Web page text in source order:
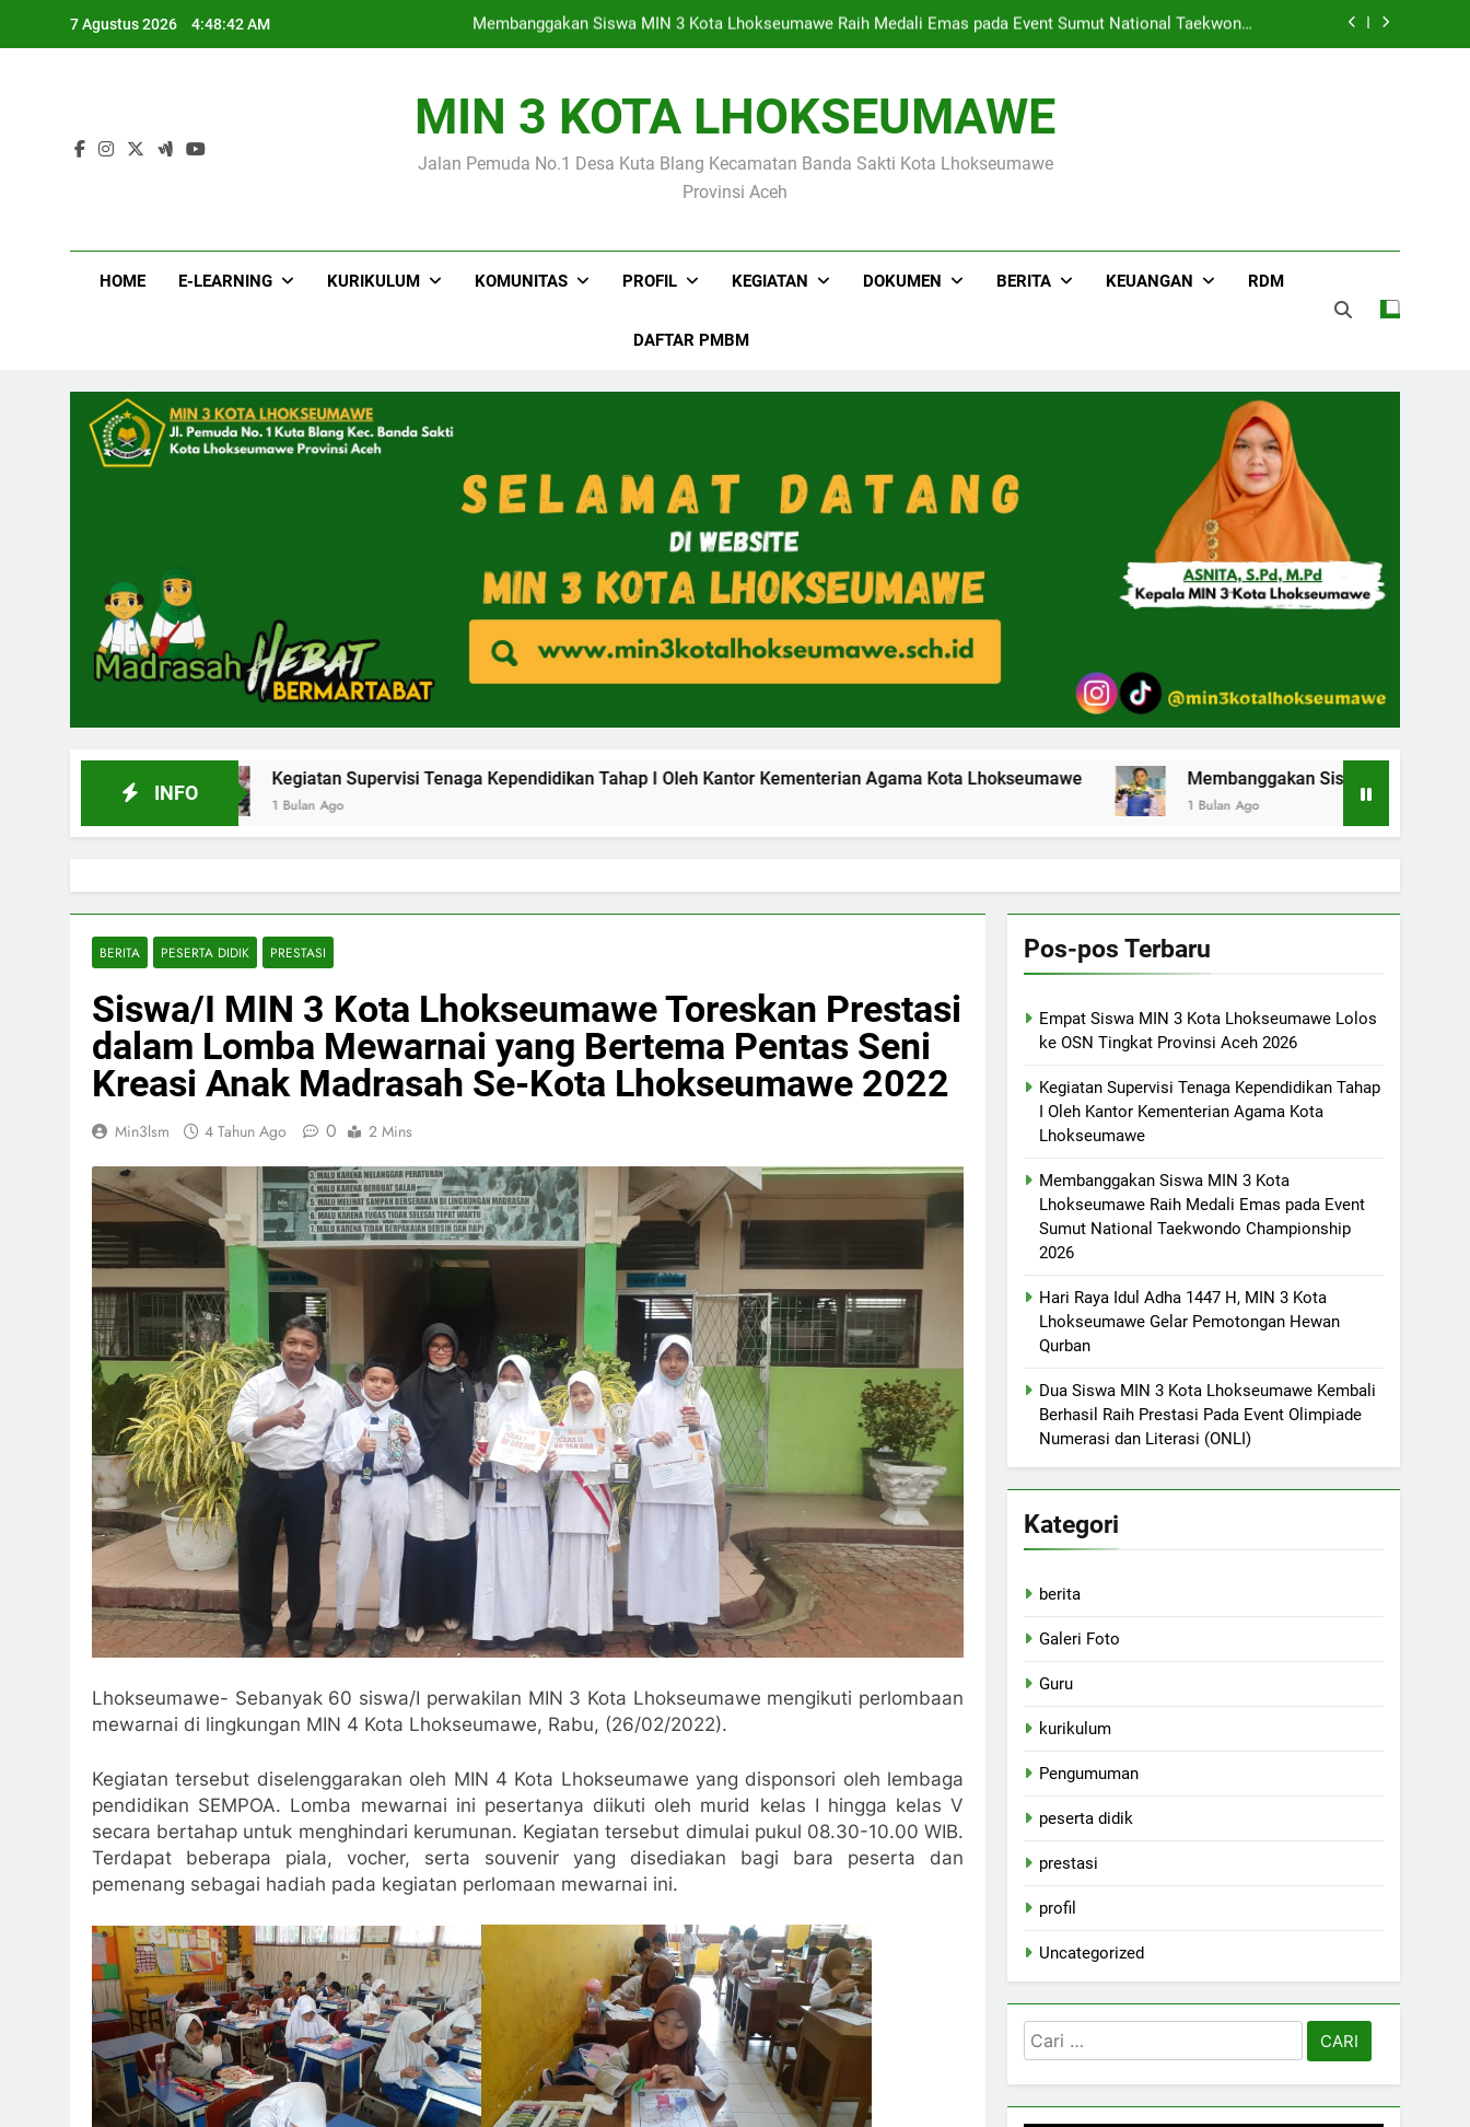
7 Agustus 2026 4:48:44 AM
Membanggakan Siswa MIN 3 Kota Lhokseumawe Raih Medali Emas pada Event Sumut National Taekwondo
Empat Siswa MIN 3 Kota Lhokseumawe Lolos ke OSN Tingkat Provinsi Aceh 2026
Kegiatan Supervisi Tenaga Kependidikan Tahap I Oleh Kantor Kementerian Agama Kota Lhokseumawe
MIN 3 KOTA LHOKSEUMAWE
Jalan Pemuda No.1 Desa Kuta Blang Kecamatan Banda Sakti Kota Lhokseumawe
Provinsi Aceh
HOME E-LEARNING KURIKULUM KOMUNITAS PROFIL KEGIATAN DOKUMEN BERITA KEUANGAN RDM
DAFTAR PMBM
INFO
Kegiatan Supervisi Tenaga Kependidikan Tahap I Oleh Kantor Kementerian Agama Kota Lhokseumawe
1 Bulan Ago
Membanggakan Siswa MIN 3 Kota Lhokseumawe
BERITA PESERTA DIDIK PRESTASI
Siswa/I MIN 3 Kota Lhokseumawe Toreskan Prestasi
dalam Lomba Mewarnai yang Bertema Pentas Seni
Kreasi Anak Madrasah Se-Kota Lhokseumawe 2022
Min3lsm 4 Tahun Ago 0 2 Mins
Lhokseumawe- Sebanyak 60 siswa/I perwakilan MIN 3 Kota Lhokseumawe mengikuti perlombaan
mewarnai di lingkungan MIN 4 Kota Lhokseumawe, Rabu, (26/02/2022).
Kegiatan tersebut diselenggarakan oleh MIN 4 Kota Lhokseumawe yang disponsori oleh lembaga
pendidikan SEMPOA. Lomba mewarnai ini pesertanya diikuti oleh murid kelas I hingga kelas V
secara bertahap untuk menghindari kerumunan. Kegiatan tersebut dimulai pukul 08.30-10.00 WIB.
Terdapat beberapa piala, vocher, serta souvenir yang disediakan bagi bara peserta dan
pemenang sebagai hadiah pada kegiatan perlomaan mewarnai ini.
Pos-pos Terbaru
Empat Siswa MIN 3 Kota Lhokseumawe Lolos
ke OSN Tingkat Provinsi Aceh 2026
Kegiatan Supervisi Tenaga Kependidikan Tahap
I Oleh Kantor Kementerian Agama Kota
Lhokseumawe
Membanggakan Siswa MIN 3 Kota
Lhokseumawe Raih Medali Emas pada Event
Sumut National Taekwondo Championship
2026
Hari Raya Idul Adha 1447 H, MIN 3 Kota
Lhokseumawe Gelar Pemotongan Hewan
Qurban
Dua Siswa MIN 3 Kota Lhokseumawe Kembali
Berhasil Raih Prestasi Pada Event Olimpiade
Numerasi dan Literasi (ONLI)
Kategori
berita
Galeri Foto
Guru
kurikulum
Pengumuman
peserta didik
prestasi
profil
Uncategorized
Cari
untuk: